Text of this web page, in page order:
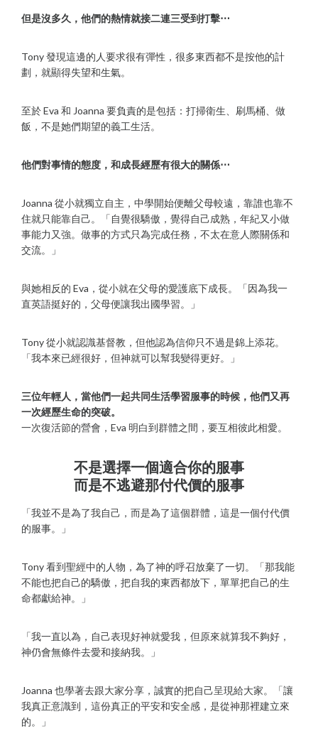
但是沒多久，他們的熱情就接二連三受到打擊⋯
Tony 發現這邊的人要求很有彈性，很多東西都不是按他的計
劃，就顯得失望和生氣。
至於 Eva 和 Joanna 要負責的是包括：打掃衛生、刷馬桶、做
飯，不是她們期望的義工生活。
他們對事情的態度，和成長經歷有很大的關係⋯
Joanna 從小就獨立自主，中學開始便離父母較遠，靠誰也靠不
住就只能靠自己。「自覺很驕傲，覺得自己成熟，年紀又小做
事能力又強。做事的方式只為完成任務，不太在意人際關係和
交流。」
與她相反的 Eva，從小就在父母的愛護底下成長。「因為我一
直英語挺好的，父母便讓我出國學習。」
Tony 從小就認識基督教，但他認為信仰只不過是錦上添花。
「我本來已經很好，但神就可以幫我變得更好。」
三位年輕人，當他們一起共同生活學習服事的時候，他們又再
一次經歷生命的突破。
一次復活節的營會，Eva 明白到群體之間，要互相彼此相愛。
不是選擇一個適合你的服事
而是不逃避那付代價的服事
「我並不是為了我自己，而是為了這個群體，這是一個付代價
的服事。」
Tony 看到聖經中的人物，為了神的呼召放棄了一切。「那我能
不能也把自己的驕傲，把自我的東西都放下，單單把自己的生
命都獻給神。」
「我一直以為，自己表現好神就愛我，但原來就算我不夠好，
神仍會無條件去愛和接納我。」
Joanna 也學著去跟大家分享，誠實的把自己呈現給大家。「讓
我真正意識到，這份真正的平安和安全感，是從神那裡建立來
的。」